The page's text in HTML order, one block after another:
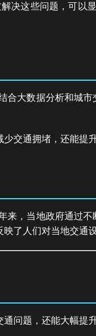
决这些问题，可以
大数据分析和城
交通拥堵，还能提
，当地政府通过
了人们对当地交通
问题，还能大幅提